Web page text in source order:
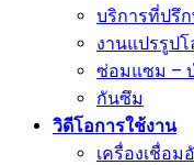
บริการที่ปรึ
งานแปรรูปโ
ซ่อมแซม –
กันซึม
วิดีโอการใช้งาน
เครื่องเชื่อ